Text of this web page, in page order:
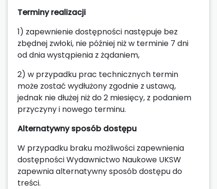
Terminy realizacji
1) zapewnienie dostępności następuje bez
zbędnej zwłoki, nie później niż w terminie 7 dni
od dnia wystąpienia z żądaniem,
2) w przypadku prac technicznych termin
może zostać wydłużony zgodnie z ustawą,
jednak nie dłużej niż do 2 miesięcy, z podaniem
przyczyny i nowego terminu.
Alternatywny sposób dostępu
W przypadku braku możliwości zapewnienia
dostępności Wydawnictwo Naukowe UKSW
zapewnia alternatywny sposób dostępu do
treści.